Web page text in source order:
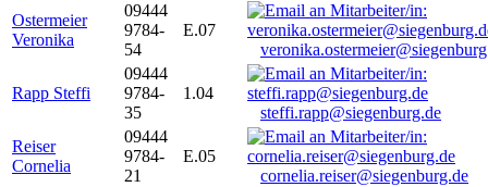
Ostermeier
Veronika
09444
9784-
54
E.07
Rapp Steffi
09444
9784-
35
1.04
steffi.rapp@siegenburg.de
Reiser
Cornelia
09444
9784-
21
E.05
cornelia.reiser@siegenburg.de